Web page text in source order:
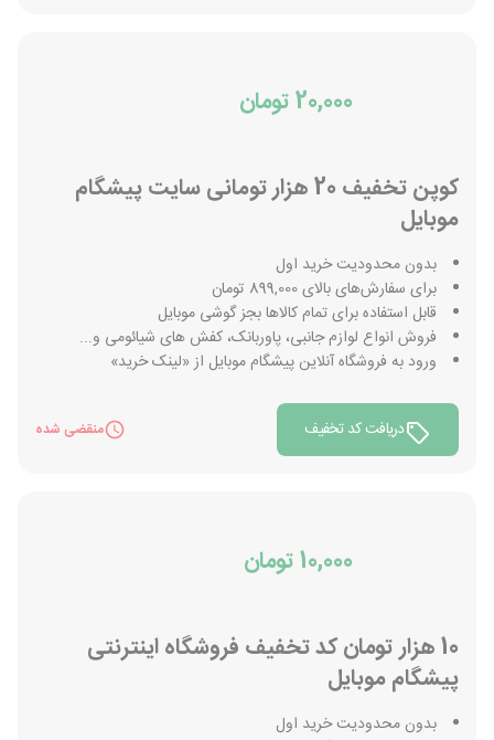
20,000 تومان
کوپن تخفیف 20 هزار تومانی سایت پیشگام
موبایل
بدون محدودیت خرید اول
برای سفارش‌های بالای 899,000 تومان
قابل استفاده برای تمام کالاها بجز گوشی موبایل
فروش انواع لوازم جانبی، پاوربانک، کفش های شیائومی و...
ورود به فروشگاه آنلاین پیشگام موبایل از «لینک خرید»
دریافت کد تخفیف منقضی شده
10,000 تومان
10 هزار تومان کد تخفیف فروشگاه اینترنتی
پیشگام موبایل
بدون محدودیت خرید اول